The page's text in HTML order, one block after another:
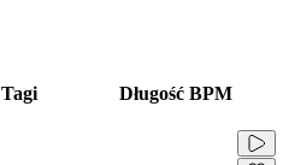
Tagi Długość BPM